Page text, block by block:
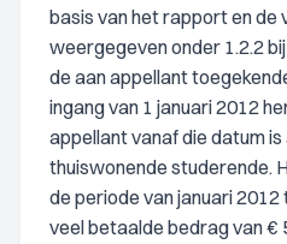
basis van het rapport en de
weergegeven onder 1.2.2
de aan appellant
ingang van 1 januari 2012
appellant vanaf die datum
thuiswonende studerende.
de periode van januari
veel betaalde bedrag van €